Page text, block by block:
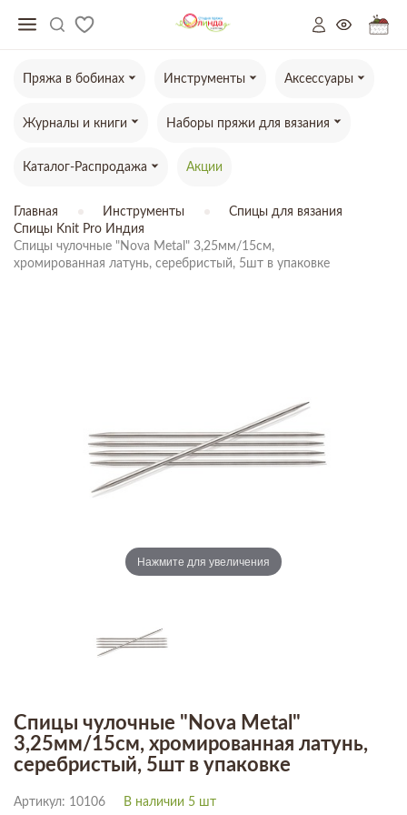
Пряжа в бобинах Инструменты Аксессуары
Журналы и книги Наборы пряжи для вязания
Каталог-Распродажа Акции
Главная Инструменты
Спицы для вязания
Спицы Knit Pro Индия
Спицы чулочные "Nova Metal" 3,25мм/15см,
хромированная латунь, серебристый, 5шт в упаковке
Нажмите для увеличения
Спицы чулочные "Nova Metal"
3,25мм/15см, хромированная латунь,
серебристый, 5шт в упаковке
Артикул: 10106 В наличии 5 шт